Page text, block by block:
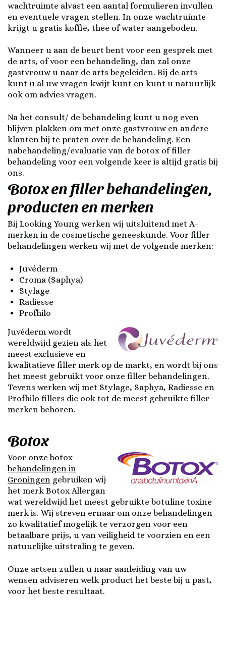
wachtruimte alvast een aantal formulieren invullen
en eventuele vragen stellen. In onze wachtruimte
krijgt u gratis koffie, thee of water aangeboden.
Wanneer u aan de beurt bent voor een gesprek met
de arts, of voor een behandeling, dan zal onze
gastvrouw u naar de arts begeleiden. Bij de arts
kunt u al uw vragen kwijt kunt en kunt u natuurlijk
ook om advies vragen.
Na het consult/ de behandeling kunt u nog even
blijven plakken om met onze gastvrouw en andere
klanten bij te praten over de behandeling. Een
nabehandeling/evaluatie van de botox of filler
behandeling voor een volgende keer is altijd gratis bij
ons.
Botox en filler behandelingen,
producten en merken
Bij Looking Young werken wij uitsluitend met A-
merken in de cosmetische geneeskunde. Voor filler
behandelingen werken wij met de volgende merken:
Juvéderm
Croma (Saphya)
Stylage
Radiesse
Profhilo
Juvéderm wordt
wereldwijd gezien als het
meest exclusieve en
kwalitatieve filler merk op de markt, en wordt bij ons
het meest gebruikt voor onze filler behandelingen.
Tevens werken wij met Stylage, Saphya, Radiesse en
Profhilo fillers die ook tot de meest gebruikte filler
merken behoren.
Botox
Voor onzebotox
behandelingen in
Groningen gebruiken wij
het merk Botox Allergan
wat wereldwijd het meest gebruikte botuline toxine
merk is. Wij streven ernaar om onze behandelingen
zo kwalitatief mogelijk te verzorgen voor een
betaalbare prijs, u van veiligheid te voorzien en een
natuurlijke uitstraling te geven.
Onze artsen zullen u naar aanleiding van uw
wensen adviseren welk product het beste bij u past,
voor het beste resultaat.